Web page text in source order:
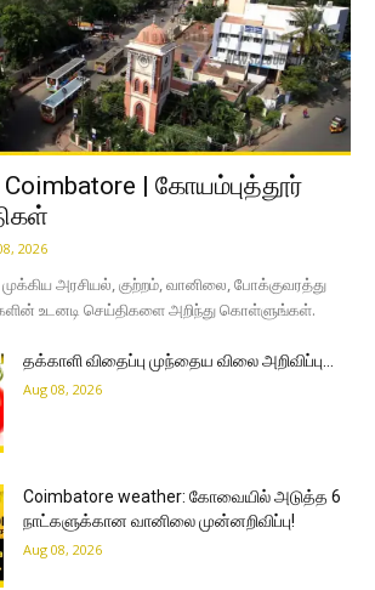
| கோயம்புத்தூர்
2026
அரசியல், குற்றம், வானிலை, போக்குவரத்து
உடனடி செய்திகளை அறிந்து கொள்ளுங்கள்.
தக்காளி விதைப்பு முந்தைய விலை அறிவிப்பு…
Aug 08, 2026
Coimbatore weather: கோவையில் அடுத்த 6
நாட்களுக்கான வானிலை முன்னறிவிப்பு!
Aug 08, 2026